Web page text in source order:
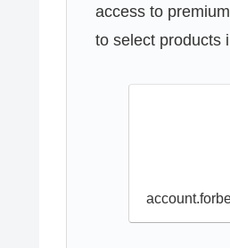
access to
to select products